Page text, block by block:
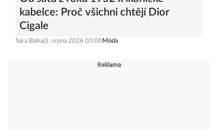
kabelce: Proč všichni chtějí Dior
Cigale
Sára Blahaj3. srpna 2026 03:00 Móda